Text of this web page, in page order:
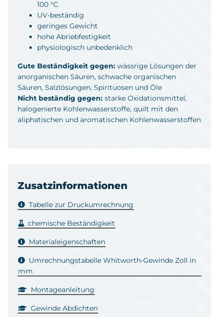
100 °C
UV-beständig
geringes Gewicht
hohe Abriebfestigkeit
physiologisch unbedenklich
Gute Beständigkeit gegen: wässrige Lösungen der
anorganischen Säuren, schwache organischen
Säuren, Salzlösungen, Spirituosen und Öle
Nicht beständig gegen: starke Oxidationsmittel,
halogenierte Kohlenwasserstoffe, quilt mit den
aliphatischen und aromatischen Kohlenwasserstoffen
Zusatzinformationen
Tabelle zur Druckumrechnung
chemische Beständigkeit
Materialeigenschaften
Umrechnungstabelle Whitworth-Gewinde Zoll in
mm
Montageanleitung
Gewinde Abdichten